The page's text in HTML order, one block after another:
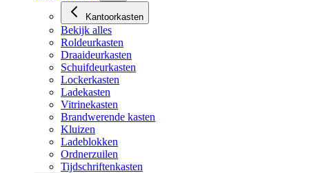
Kantoorkasten
Bekijk alles
Roldeurkasten
Draaideurkasten
Schuifdeurkasten
Lockerkasten
Ladekasten
Vitrinekasten
Brandwerende kasten
Kluizen
Ladeblokken
Ordnerzuilen
Tijdschriftenkasten